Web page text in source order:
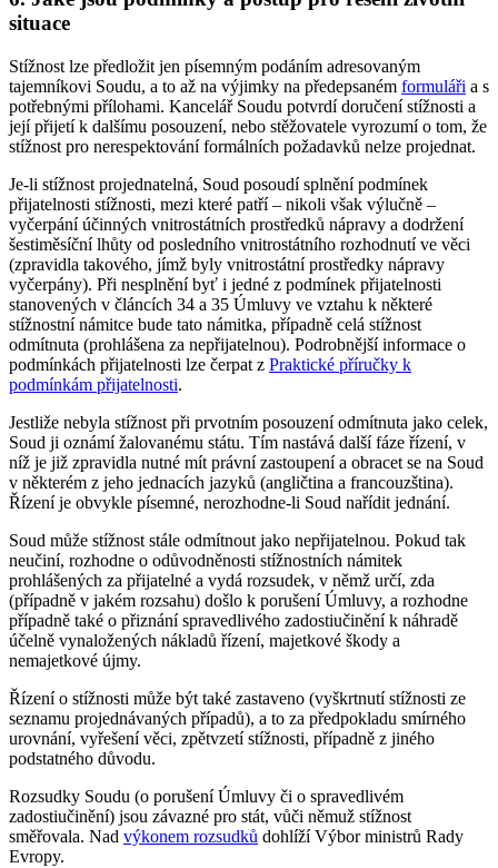
situace
Stížnost lze předložit jen písemným podáním adresovaným
tajemníkovi Soudu, a to až na výjimky na předepsaném formuláři a s
potřebnými přílohami. Kancelář Soudu potvrdí doručení stížnosti a
její přijetí k dalšímu posouzení, nebo stěžovatele vyrozumí o tom, že
stížnost pro nerespektování formálních požadavků nelze projednat.
Je-li stížnost projednatelná, Soud posoudí splnění podmínek
přijatelnosti stížnosti, mezi které patří – nikoli však výlučně –
vyčerpání účinných vnitrostátních prostředků nápravy a dodržení
šestiměsíční lhůty od posledního vnitrostátního rozhodnutí ve věci
(zpravidla takového, jímž byly vnitrostátní prostředky nápravy
vyčerpány). Při nesplnění byť i jedné z podmínek přijatelnosti
stanovených v článcích 34 a 35 Úmluvy ve vztahu k některé
stížnostní námitce bude tato námitka, případně celá stížnost
odmítnuta (prohlášena za nepřijatelnou). Podrobnější informace o
podmínkách přijatelnosti lze čerpat z Praktické příručky k
podmínkám přijatelnosti.
Jestliže nebyla stížnost při prvotním posouzení odmítnuta jako celek,
Soud ji oznámí žalovanému státu. Tím nastává další fáze řízení, v
níž je již zpravidla nutné mít právní zastoupení a obracet se na Soud
v některém z jeho jednacích jazyků (angličtina a francouzština).
Řízení je obvykle písemné, nerozhodne-li Soud nařídit jednání.
Soud může stížnost stále odmítnout jako nepřijatelnou. Pokud tak
neučiní, rozhodne o odůvodněnosti stížnostních námitek
prohlášených za přijatelné a vydá rozsudek, v němž určí, zda
(případně v jakém rozsahu) došlo k porušení Úmluvy, a rozhodne
případně také o přiznání spravedlivého zadostiučinění k náhradě
účelně vynaložených nákladů řízení, majetkové škody a
nemajetkové újmy.
Řízení o stížnosti může být také zastaveno (vyškrtnutí stížnosti ze
seznamu projednávaných případů), a to za předpokladu smírného
urovnání, vyřešení věci, zpětvzetí stížnosti, případně z jiného
podstatného důvodu.
Rozsudky Soudu (o porušení Úmluvy či o spravedlivém
zadostiučinění) jsou závazné pro stát, vůči němuž stížnost
směřovala. Nad výkonem rozsudků dohlíží Výbor ministrů Rady
Evropy.